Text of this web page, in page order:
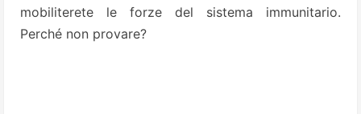
mobiliterete le forze del sistema immunitario.
Perché non provare?